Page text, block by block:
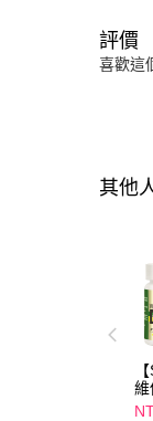
評價
喜歡這
其他
維